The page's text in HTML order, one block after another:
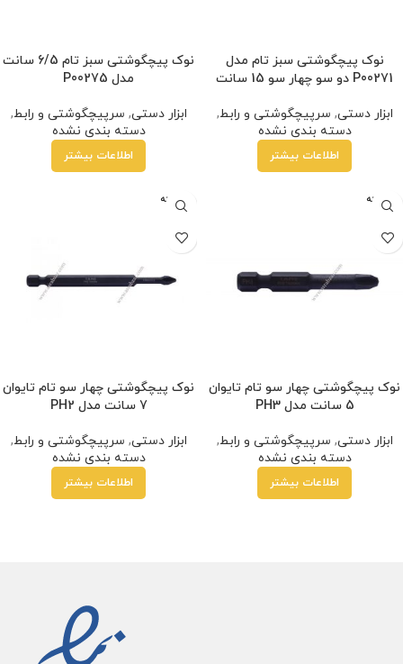
نوک پیچگوشتی سبز تام مدل
P00271 دو سو چهار سو 15 سانت
ابزار دستی, سرپیچگوشتی و رابط,
دسته بندی نشده
اطلاعات بیشتر
نوک پیچگوشتی سبز تام 6/5 سانت
مدل P00275
ابزار دستی, سرپیچگوشتی و رابط,
دسته بندی نشده
اطلاعات بیشتر
فروخته
شده
نوک پیچگوشتی چهار سو تام تایوان
5 سانت مدل PH3
ابزار دستی, سرپیچگوشتی و رابط,
دسته بندی نشده
اطلاعات بیشتر
فروخته
شده
نوک پیچگوشتی چهار سو تام تایوان
7 سانت مدل PH2
ابزار دستی, سرپیچگوشتی و رابط,
دسته بندی نشده
اطلاعات بیشتر